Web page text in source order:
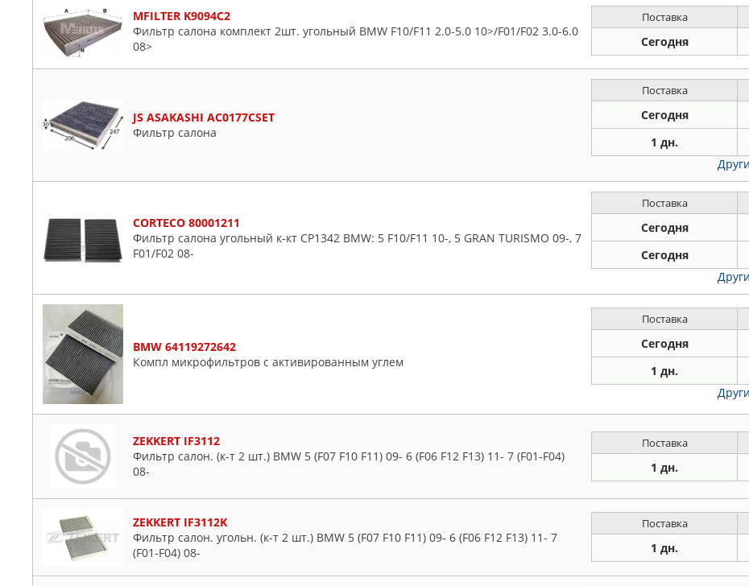
MFILTER K9094C2
Фильтр салона комплект 2шт. угольный BMW F10/F11 2.0-5.0 10>/F01/F02 3.0-6.0
08>
Поставка
Сегодня
JS ASAKASHI AC0177CSET
Фильтр салона
Поставка
Сегодня
1 дн.
CORTECO 80001211
Фильтр салона угольный к-кт CP1342 BMW: 5 F10/F11 10-, 5 GRAN TURISMO 09-, 7
F01/F02 08-
Поставка
Сегодня
Сегодня
BMW 64119272642
Компл микрофильтров с активированным углем
Поставка
Сегодня
1 дн.
ZEKKERT IF3112
Фильтр салон. (к-т 2 шт.) BMW 5 (F07 F10 F11) 09- 6 (F06 F12 F13) 11- 7 (F01-F04)
08-
Поставка
1 дн.
ZEKKERT IF3112K
Фильтр салон. угольн. (к-т 2 шт.) BMW 5 (F07 F10 F11) 09- 6 (F06 F12 F13) 11- 7
(F01-F04) 08-
Поставка
1 дн.